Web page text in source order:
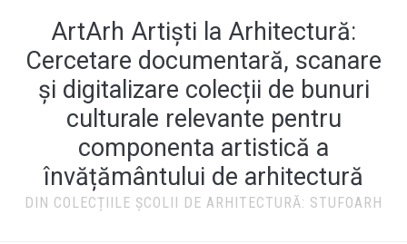
ArtArh Artiști la Arhitectură:
Cercetare documentară, scanare
și digitalizare colecții de bunuri
culturale relevante pentru
componenta artistică a
învățământului de arhitectură
DIN COLECȚIILE ȘCOLII DE ARHITECTURĂ: STUFOARH